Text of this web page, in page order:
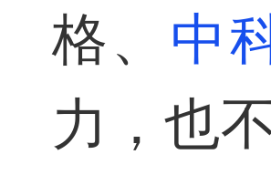
格、 中
力，也